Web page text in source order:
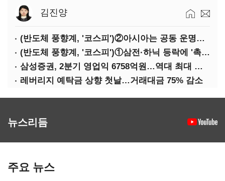
김진양
(반도체 풍향계, '코스피')②아시아는 공동 운명체?…일본·대만도 '동반 출렁'
(반도체 풍향계, '코스피')①삼전·하닉 등락에 '촉각'…코스피·나스닥 '한 몸'
삼성증권, 2분기 영업익 6758억원…역대 최대 경신
레버리지 예탁금 상향 첫날…거래대금 75% 감소
뉴스리듬
주요 뉴스